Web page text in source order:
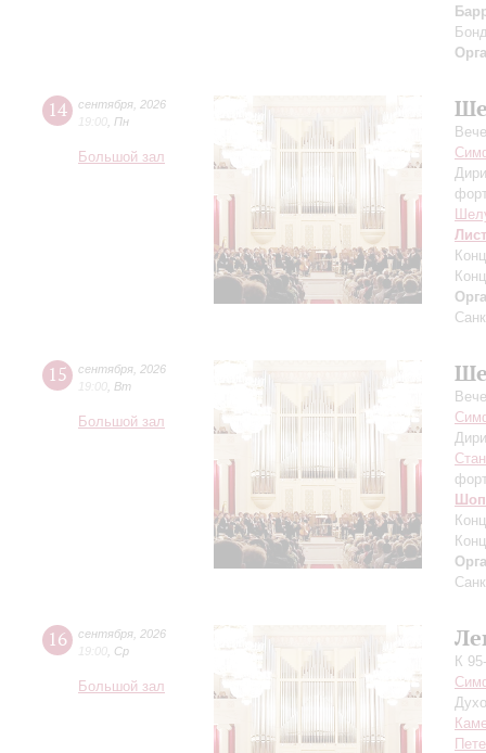
14 сентября 2026
19:00 Пн
Большой зал
Лист
15 сентября 2026
19:00 Вт
Большой зал
16 сентября 2026
19:00 Ср
Большой зал
К